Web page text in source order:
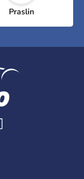
Praslin